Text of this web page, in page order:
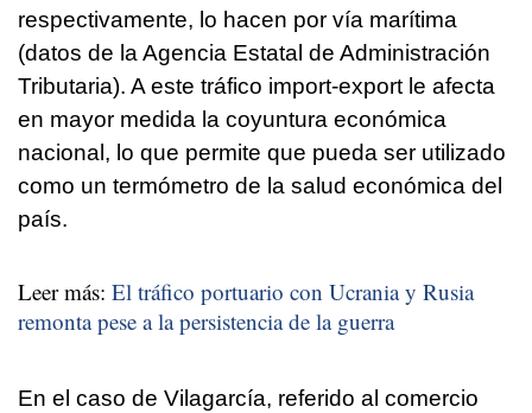
respectivamente, lo hacen por vía marítima
(datos de la Agencia Estatal de Administración
Tributaria). A este tráfico import-export le afecta
en mayor medida la coyuntura económica
nacional, lo que permite que pueda ser utilizado
como un termómetro de la salud económica del
país.
Leer más: El tráfico portuario con Ucrania y Rusia
remonta pese a la persistencia de la guerra
En el caso de Vilagarcía, referido al comercio